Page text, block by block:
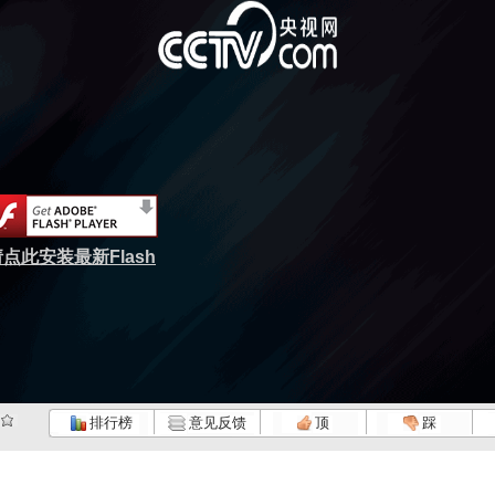
点此安装最新Flash
排行榜 意见反馈 顶 踩